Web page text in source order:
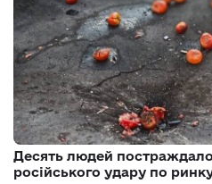
Десять людей
російського удару по